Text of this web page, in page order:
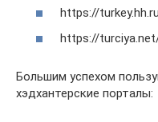
https://
https://
Большим успехом
хэдхантерские порталы: